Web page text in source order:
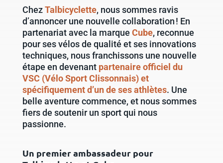
ChezTalbicyclette, nous sommes ravis
d’annoncer une nouvelle collaboration ! En
partenariat avec la marque Cube, reconnue
pour ses vélos de qualité et ses innovations
techniques, nous franchissons une nouvelle
étape en devenant partenaire officiel du
VSC (Vélo Sport Clissonnais) et
spécifiquement d’un de ses athlètes. Une
belle aventure commence, et nous sommes
fiers de soutenir un sport qui nous
passionne.
Un premier ambassadeur pour